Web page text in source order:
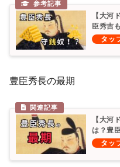
【大河
臣秀吉
豊臣秀長の最期
【大河
は？豊